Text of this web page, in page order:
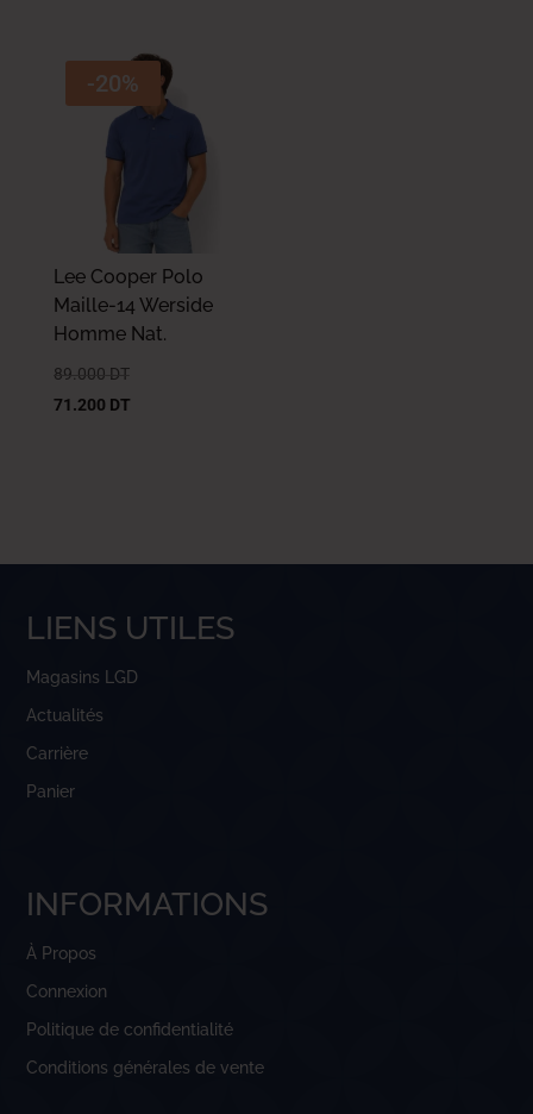
-20%
Lee Cooper Polo
Maille-14 Werside
Homme Nat.
89.000 DT
71.200 DT
LIENS UTILES
Magasins LGD
Actualités
Carrière
Panier
INFORMATIONS
À Propos
Connexion
Politique de confidentialité
Conditions générales de vente